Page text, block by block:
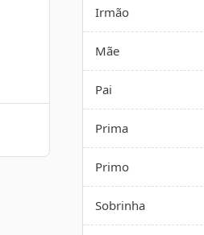
Irmão
Mãe
Pai
Prima
Primo
Sobrinha